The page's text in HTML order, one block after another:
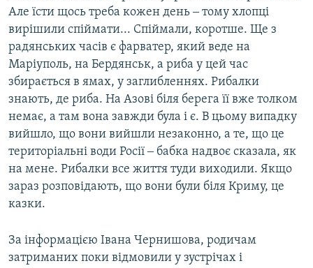
Але їсти щось треба кожен день ‒ тому хлопці
вирішили спіймати... Спіймали, коротше. Ще з
радянських часів є фарватер, який веде на
Маріуполь, на Бердянськ, а риба у цей час
збирається в ямах, у заглибленнях. Рибалки
знають, де риба. На Азові біля берега її вже толком
немає, а там вона завжди була і є. В цьому випадку
вийшло, що вони вийшли незаконно, а те, що це
територіальні води Росії ‒ бабка надвоє сказала, як
на мене. Рибалки все життя туди виходили. Якщо
зараз розповідають, що вони були біля Криму, це
казки.
За інформацією Івана Чернишова, родичам
затриманих поки відмовили у зустрічах і